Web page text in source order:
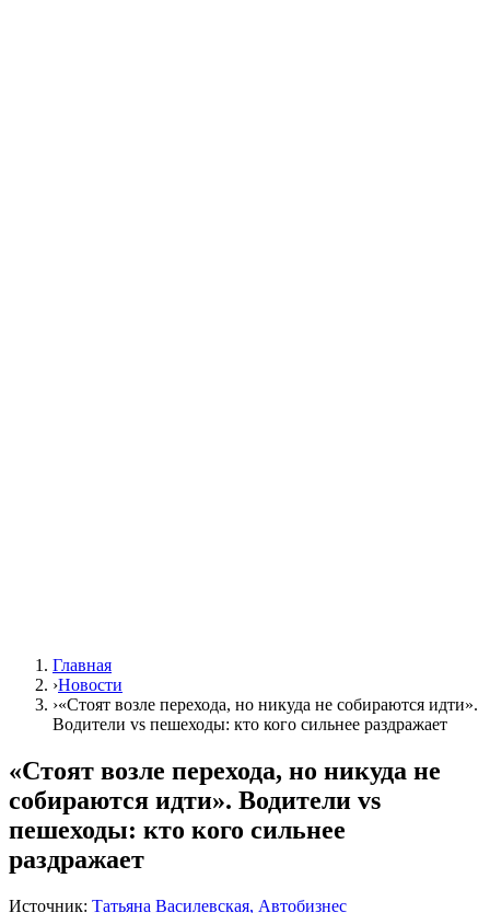
Главная
›Новости
›«Стоят возле перехода, но никуда не собираются идти».
Водители vs пешеходы: кто кого сильнее раздражает
«Стоят возле перехода, но никуда не
собираются идти». Водители vs
пешеходы: кто кого сильнее
раздражает
Источник: Татьяна Василевская, Автобизнес